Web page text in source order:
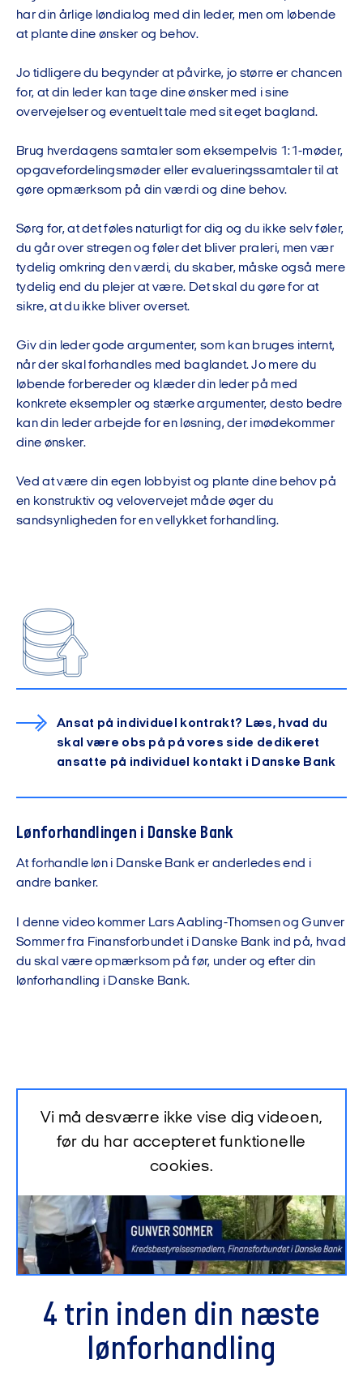
har din årlige løndialog med din leder, men om løbende
at plante dine ønsker og behov.
Jo tidligere du begynder at påvirke, jo større er chancen
for, at din leder kan tage dine ønsker med i sine
overvejelser og eventuelt tale med sit eget bagland.
Brug hverdagens samtaler som eksempelvis 1:1-møder,
opgavefordelingsmøder eller evalueringssamtaler til at
gøre opmærksom på din værdi og dine behov.
Sørg for, at det føles naturligt for dig og du ikke selv føler,
du går over stregen og føler det bliver praleri, men vær
tydelig omkring den værdi, du skaber, måske også mere
tydelig end du plejer at være. Det skal du gøre for at
sikre, at du ikke bliver overset.
Giv din leder gode argumenter, som kan bruges internt,
når der skal forhandles med baglandet. Jo mere du
løbende forbereder og klæder din leder på med
konkrete eksempler og stærke argumenter, desto bedre
kan din leder arbejde for en løsning, der imødekommer
dine ønsker.
Ved at være din egen lobbyist og plante dine behov på
en konstruktiv og velovervejet måde øger du
sandsynligheden for en vellykket forhandling.
Ansat på individuel kontrakt? Læs, hvad du
skal være obs på på vores side dedikeret
ansatte på individuel kontakt i Danske Bank
Lønforhandlingen i Danske Bank
At forhandle løn i Danske Bank er anderledes end i
andre banker.
I denne video kommer Lars Aabling-Thomsen og Gunver
Sommer fra Finansforbundet i Danske Bank ind på, hvad
du skal være opmærksom på før, under og efter din
lønforhandling i Danske Bank.
4 trin inden din næste
lønforhandling
Vi må desværre ikke vise dig videoen,
før du har accepteret funktionelle
cookies.